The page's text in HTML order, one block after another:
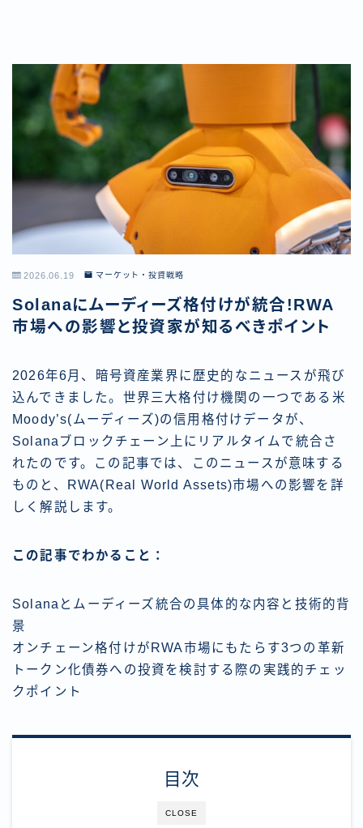
2026.06.19 マーケット・投資戦略
Solanaにムーディーズ格付けが統合!RWA
市場への影響と投資家が知るべきポイント
2026年6月、暗号資産業界に歴史的なニュースが飛び
込んできました。世界三大格付け機関の一つである米
Moody’s(ムーディーズ)の信用格付けデータが、
Solanaブロックチェーン上にリアルタイムで統合さ
れたのです。この記事では、このニュースが意味する
ものと、RWA(Real World Assets)市場への影響を詳
しく解説します。
この記事でわかること：
Solanaとムーディーズ統合の具体的な内容と技術的背
景
オンチェーン格付けがRWA市場にもたらす3つの革新
トークン化債券への投資を検討する際の実践的チェッ
クポイント
CLOSE
目次